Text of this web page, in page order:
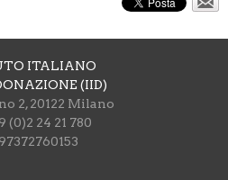
ITALIANO
(IID)
2, 20122 Milano
(0)2 24 21 780